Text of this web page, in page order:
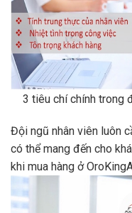
3 tiêu chí chính trong
Đội ngũ nhân viên luôn
có thể mang đến cho
khi mua hàng ở